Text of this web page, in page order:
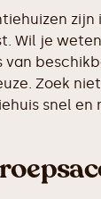
Wil je
Zoek
snel en